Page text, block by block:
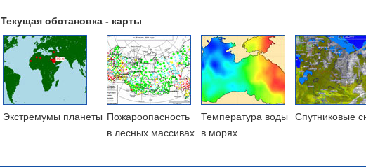
Текущая обстановка - карты
Экстремумы планеты Пожароопасность
в лесных массивах
Температура воды
в морях
Cпутниковые